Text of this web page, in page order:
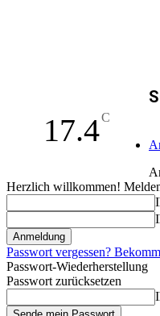
17.4C
Herzlich willkommen!
Passwort vergessen?
Passwort-Wiederherstellung
Passwort zurücksetzen